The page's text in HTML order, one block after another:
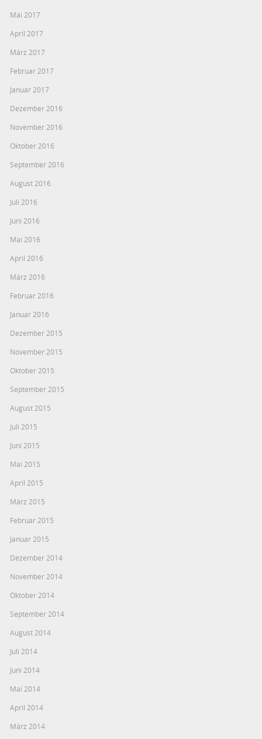
Mai 2017
April 2017
März 2017
Februar 2017
Januar 2017
Dezember 2016
November 2016
Oktober 2016
September 2016
August 2016
Juli 2016
Juni 2016
Mai 2016
April 2016
März 2016
Februar 2016
Januar 2016
Dezember 2015
November 2015
Oktober 2015
September 2015
August 2015
Juli 2015
Juni 2015
Mai 2015
April 2015
März 2015
Februar 2015
Januar 2015
Dezember 2014
November 2014
Oktober 2014
September 2014
August 2014
Juli 2014
Juni 2014
Mai 2014
April 2014
März 2014